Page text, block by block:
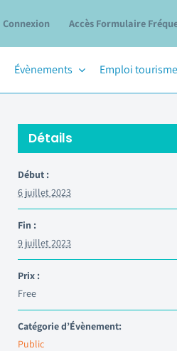
Connexion Accès Formulaire
Évènements Emploi tourisme
Détails
Début :
6 juillet 2023
Fin :
9 juillet 2023
Prix :
Free
Catégorie d’Évènement:
Public